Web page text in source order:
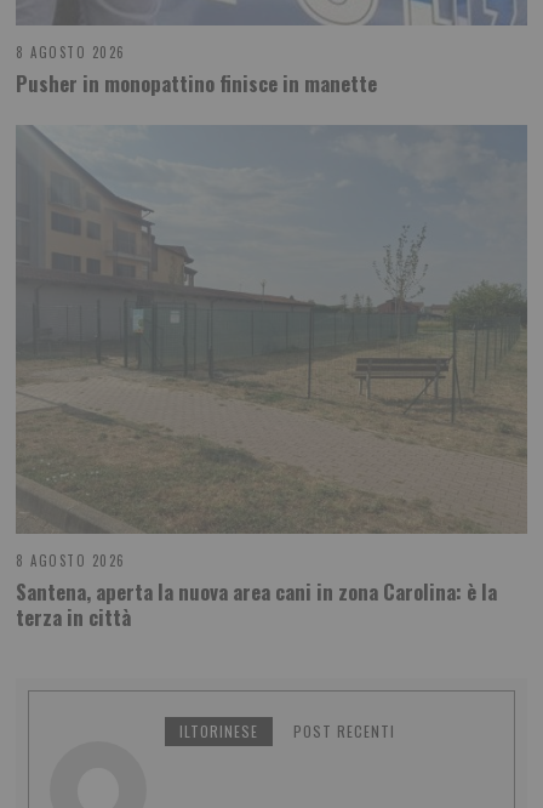
8 AGOSTO 2026
Pusher in monopattino finisce in manette
8 AGOSTO 2026
Santena, aperta la nuova area cani in zona Carolina: è la
terza in città
ILTORINESE POST RECENTI